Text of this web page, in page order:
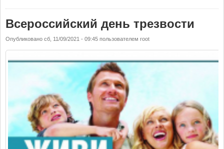
Всероссийский день трезвости
Опубликовано сб, 11/09/2021 - 09:45 пользователем root